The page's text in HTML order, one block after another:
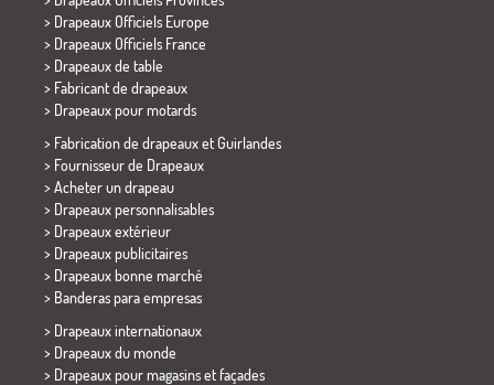
> Drapeaux Officiels Europe
> Drapeaux Officiels France
> Drapeaux de table
> Fabricant de drapeaux
> Drapeaux pour motards
> Fabrication de drapeaux et Guirlandes
> Fournisseur de Drapeaux
> Acheter un drapeau
> Drapeaux personnalisables
> Drapeaux extérieur
> Drapeaux publicitaires
> Drapeaux bonne marché
> Banderas para empresas
> Drapeaux internationaux
> Drapeaux du monde
> Drapeaux pour magasins et façades